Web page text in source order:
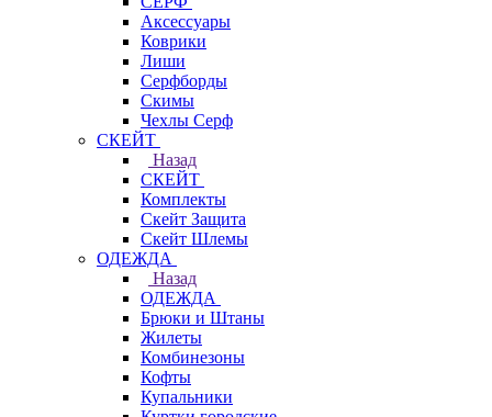
Аксессуары
Коврики
Лиши
Серфборды
Скимы
Чехлы Cерф
СКЕЙТ
Назад
СКЕЙТ
Комплекты
Скейт Защита
Скейт Шлемы
ОДЕЖДА
Назад
ОДЕЖДА
Брюки и Штаны
Жилеты
Комбинезоны
Кофты
Купальники